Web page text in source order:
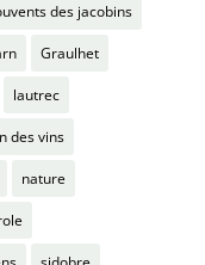
des jacobins
Graulhet
lautrec
des vins
nature